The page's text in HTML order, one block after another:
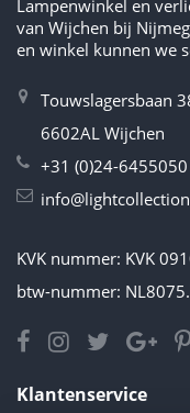
Lampenwinkel en
van Wijchen bij
en winkel kunnen we
Touwslagersbaan
6602AL Wijchen
+31 (0)24-6455050
KVK nummer: KVK
btw-nummer:
Klantenservice